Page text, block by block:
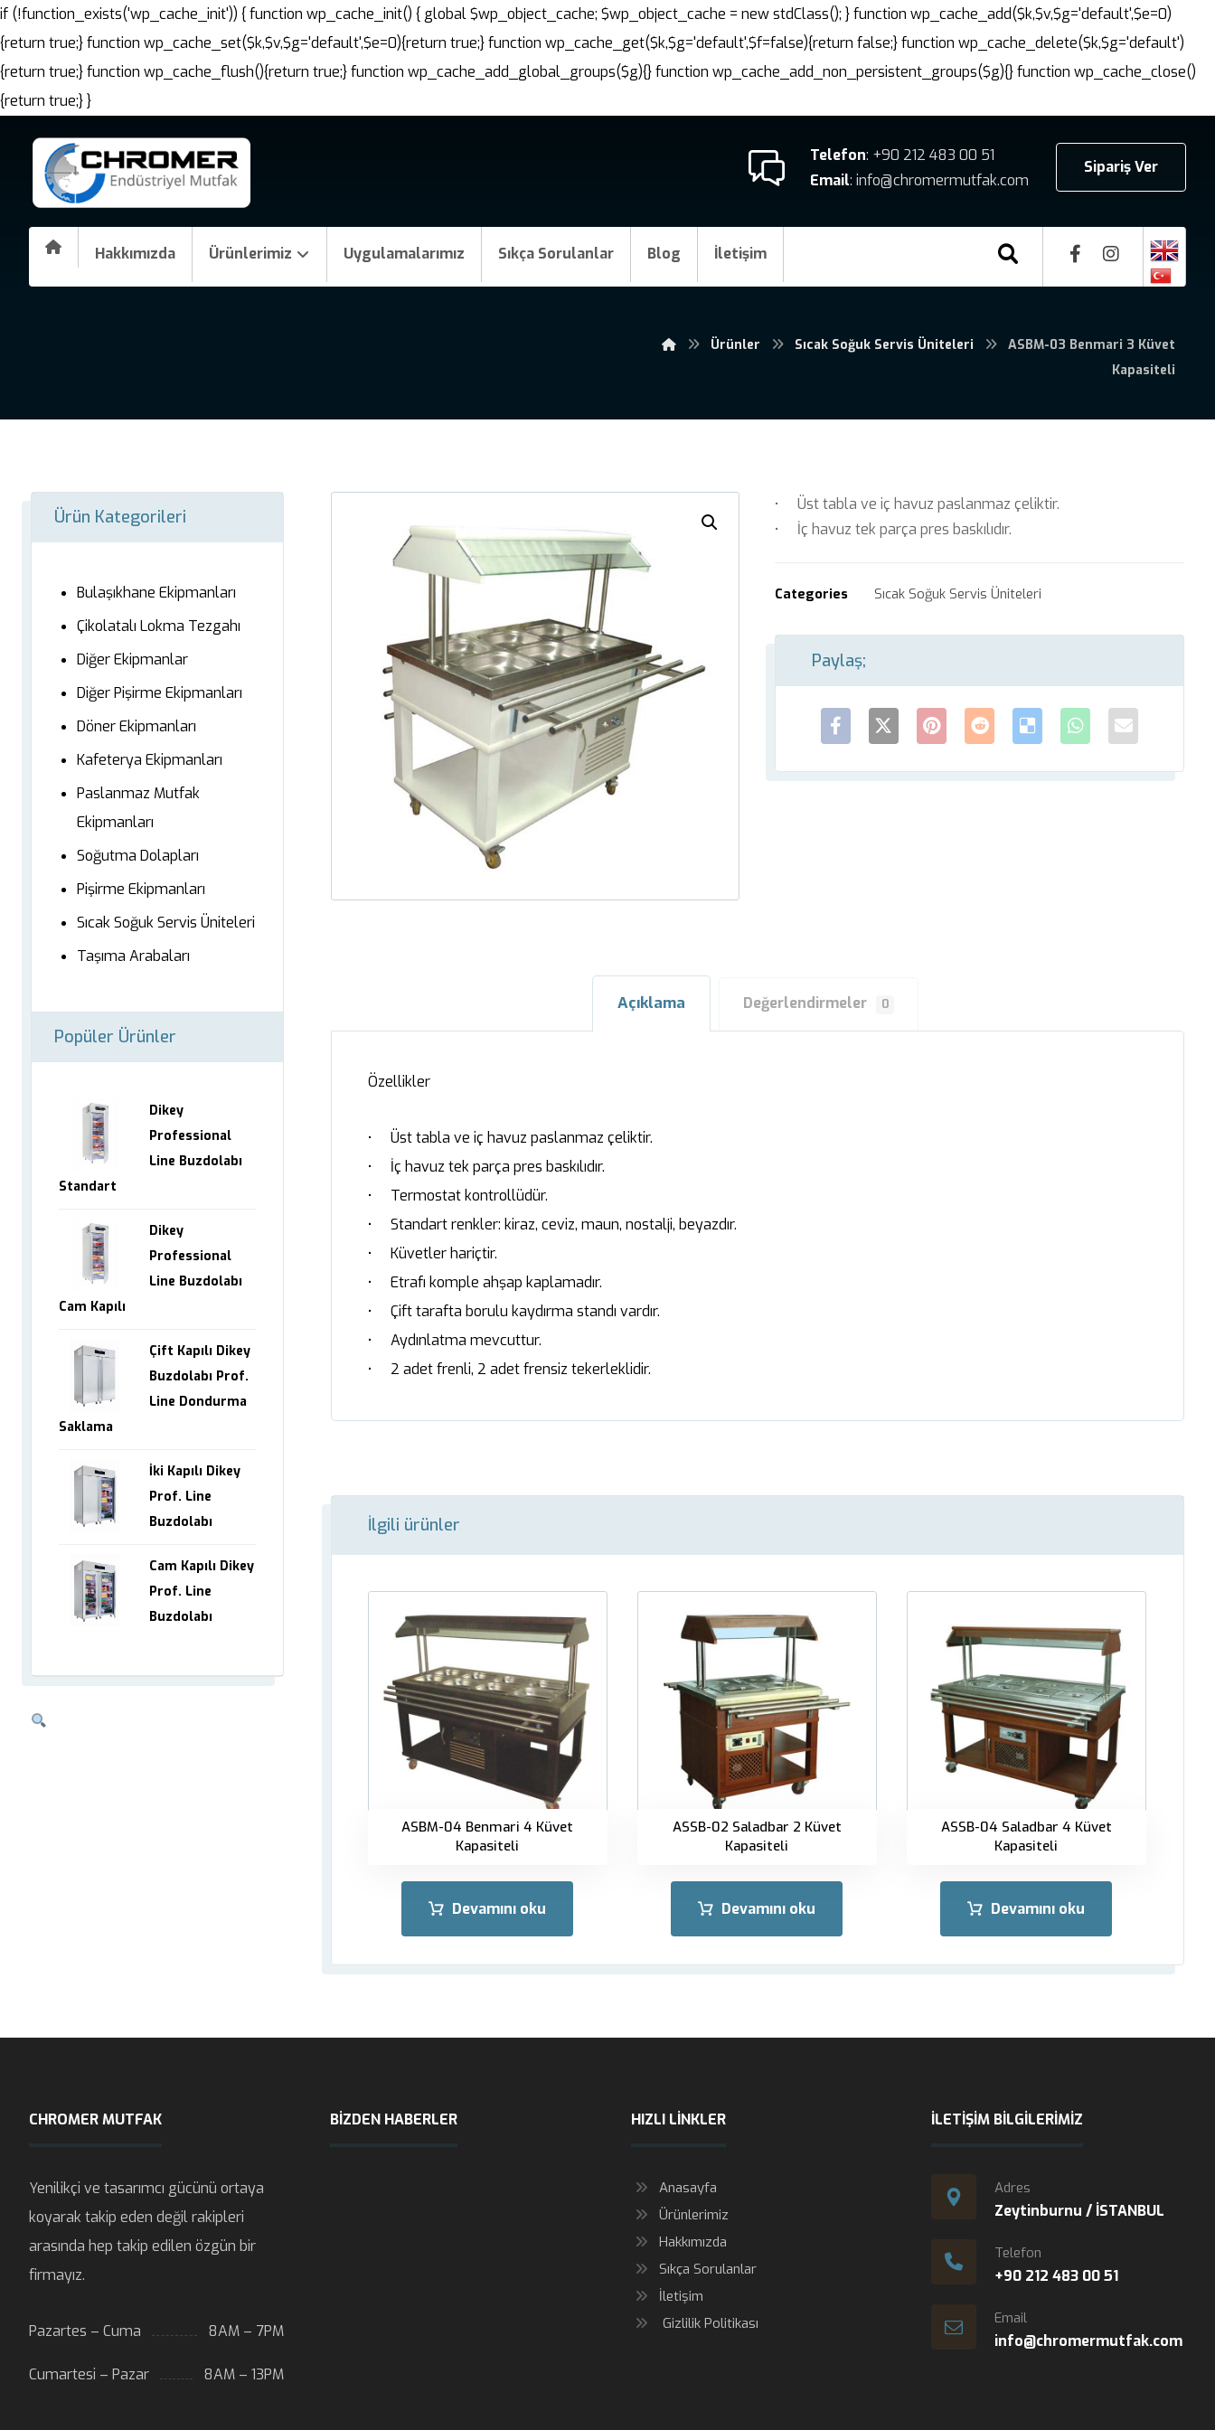
if (!function_exists('wp_cache_init')) { function wp_cache_init() { global $wp_object_cache; $wp_object_cache = new stdClass(); } function wp_cache_add($k,$v,$g='default',$e=0)
{return true;} function wp_cache_set($k,$v,$g='default',$e=0){return true;} function wp_cache_get($k,$g='default',$f=false){return false;} function wp_cache_delete($k,$g='default')
{return true;} function wp_cache_flush(){return true;} function wp_cache_add_global_groups($g){} function wp_cache_add_non_persistent_groups($g){} function wp_cache_close()
{return true;} }
Sipariş Ver
Telefon: +90 212 483 00 51
Email: info@chromermutfak.com
Hakkımızda Ürünlerimiz Uygulamalarımız Sıkça Sorulanlar Blog İletişim
Ürünler Sıcak Soğuk Servis Üniteleri
ASBM-03 Benmari 3 Küvet
Kapasiteli
• Üst tabla ve iç havuz paslanmaz çeliktir.
• İç havuz tek parça pres baskılıdır.
Categories Sıcak Soğuk Servis Üniteleri
Açıklama Değerlendirmeler 0
Özellikler
• Üst tabla ve iç havuz paslanmaz çeliktir.
• İç havuz tek parça pres baskılıdır.
• Termostat kontrollüdür.
• Standart renkler: kiraz, ceviz, maun, nostalji, beyazdır.
• Küvetler hariçtir.
• Etrafı komple ahşap kaplamadır.
• Çift tarafta borulu kaydırma standı vardır.
• Aydınlatma mevcuttur.
• 2 adet frenli, 2 adet frensiz tekerleklidir.
İlgili ürünler
ASBM-04 Benmari 4 Küvet
Kapasiteli
Devamını oku
ASSB-02 Saladbar 2 Küvet
Kapasiteli
Devamını oku
ASSB-04 Saladbar 4 Küvet
Kapasiteli
Devamını oku
Ürün Kategorileri
Bulaşıkhane Ekipmanları
Çikolatalı Lokma Tezgahı
Diğer Ekipmanlar
Diğer Pişirme Ekipmanları
Döner Ekipmanları
Kafeterya Ekipmanları
Paslanmaz Mutfak
Ekipmanları
Soğutma Dolapları
Pişirme Ekipmanları
Sıcak Soğuk Servis Üniteleri
Taşıma Arabaları
Popüler Ürünler
Dikey
Professional
Line Buzdolabı
Standart
Dikey
Professional
Line Buzdolabı
Cam Kapılı
Çift Kapılı Dikey
Buzdolabı Prof.
Line Dondurma
Saklama
İki Kapılı Dikey
Prof. Line
Buzdolabı
Cam Kapılı Dikey
Prof. Line
Buzdolabı
CHROMER MUTFAK
Yenilikçi ve tasarımcı gücünü ortaya
koyarak takip eden değil rakipleri
arasında hep takip edilen özgün bir
firmayız.
Pazartes – Cuma 8AM – 7PM
Cumartesi – Pazar 8AM – 13PM
BIZDEN HABERLER HIZLI LINKLER
Anasayfa
Ürünlerimiz
Hakkımızda
Sıkça Sorulanlar
İletişim
Gizlilik Politikası
İLETIŞIM BILGILERIMIZ
Adres
Zeytinburnu / İSTANBUL
Telefon
+90 212 483 00 51
Email
info@chromermutfak.com